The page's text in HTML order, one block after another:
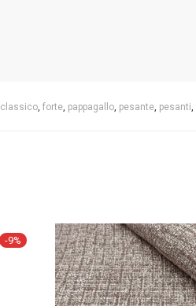
classico, forte, pappagallo, pesante, pesanti,
-9%